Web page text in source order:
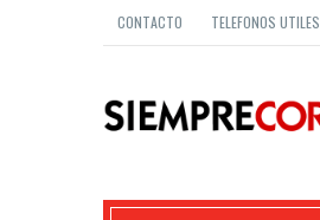
CONTACTO TELEFONOS UTILES